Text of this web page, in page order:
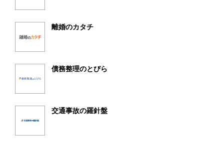
離婚のカタチ
債務整理のとびら
交通事故の羅針盤